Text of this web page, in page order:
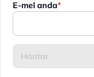
E-mel anda